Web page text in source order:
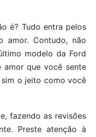
é? Tudo entra pelos
amor. Contudo, não
modelo da Ford
que você sente
o jeito como você
fazendo as revisões
Preste atenção à